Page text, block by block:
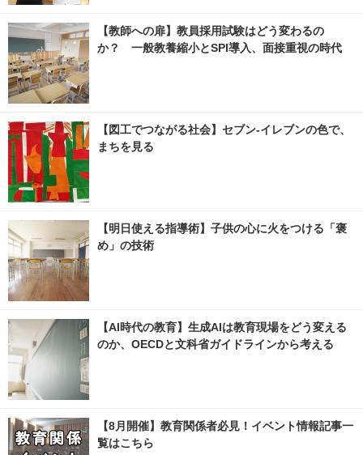
【教師への扉】教員採用試験はどう変わるの
か？ 一般教養縮小とSPI導入、面接重視の時代
【図工でつながる社会】セブン‐イレブンの色で、
まちを見る
【明日使える指導術】子供の心に火をつける「褒
め」の技術
【AI時代の教育】生成AIは教育現場をどう変える
のか、OECDと文科省ガイドラインから考える
【8月開催】教育関係者必見！イベント情報記事一
覧はこちら